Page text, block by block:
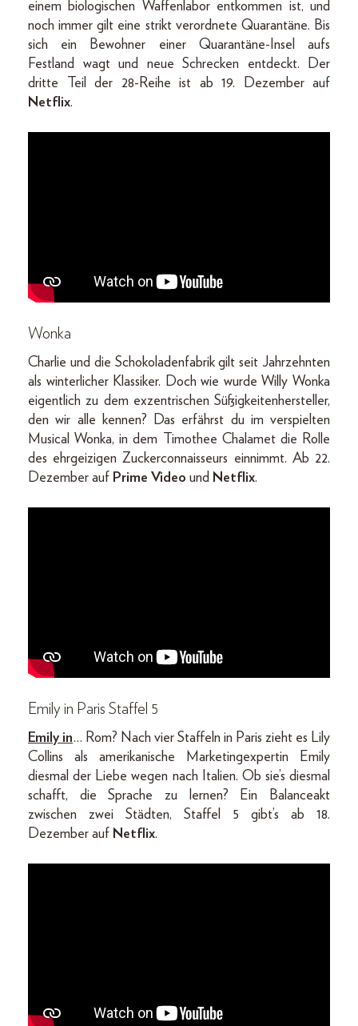
einem biologischen Waffenlabor entkommen ist, und
noch immer gilt eine strikt verordnete Quarantäne. Bis
sich ein Bewohner einer Quarantäne-Insel aufs
Festland wagt und neue Schrecken entdeckt. Der
dritte Teil der 28-Reihe ist ab 19. Dezember auf
Netflix.
Wonka
Charlie und die Schokoladenfabrik gilt seit Jahrzehnten
als winterlicher Klassiker. Doch wie wurde Willy Wonka
eigentlich zu dem exzentrischen Süßigkeitenhersteller,
den wir alle kennen? Das erfährst du im verspielten
Musical Wonka, in dem Timothee Chalamet die Rolle
des ehrgeizigen Zuckerconnaisseurs einnimmt. Ab 22.
Dezember auf Prime Video und Netflix.
Emily in Paris Staffel 5
Emily in… Rom? Nach vier Staffeln in Paris zieht es Lily
Collins als amerikanische Marketingexpertin Emily
diesmal der Liebe wegen nach Italien. Ob sie’s diesmal
schafft, die Sprache zu lernen? Ein Balanceakt
zwischen zwei Städten, Staffel 5 gibt’s ab 18.
Dezember auf Netflix.